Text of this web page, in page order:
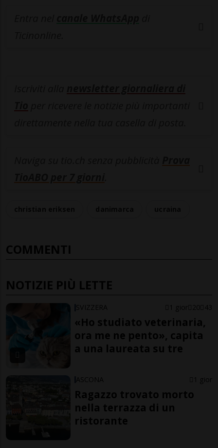
COMMENTI
NOTIZIE PIÙ LETTE
SVIZZERA 1 gior 20 43
«Ho studiato veterinaria,
ora me ne pento», capita
a una laureata su tre
ASCONA 1 gior
Ragazzo trovato morto
nella terrazza di un
ristorante